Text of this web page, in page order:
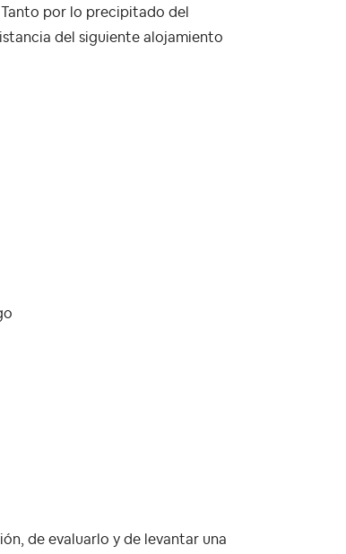
por lo precipitado del
del siguiente alojamiento
de evaluarlo y de levantar una